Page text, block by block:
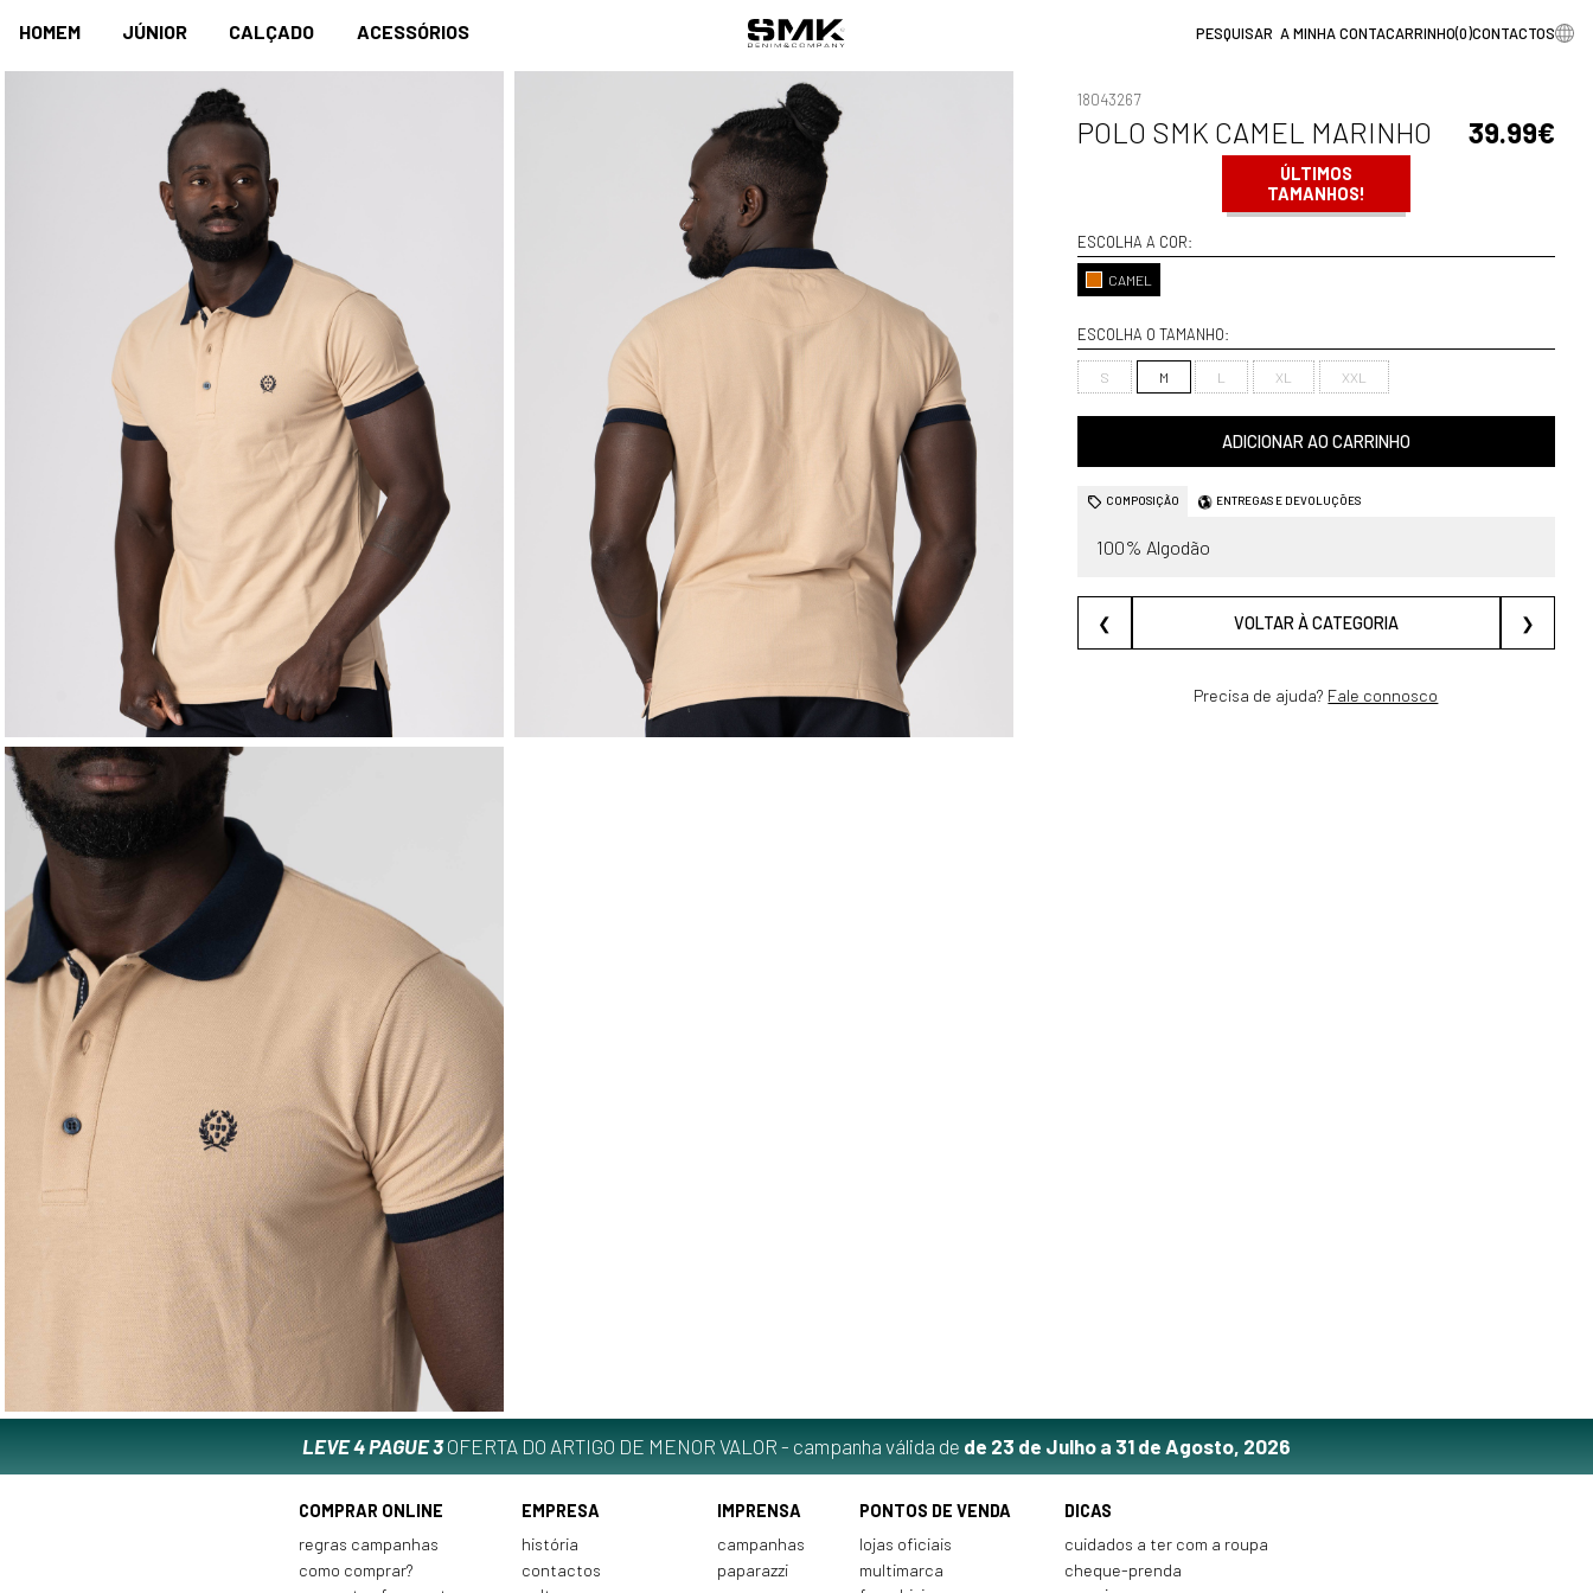
HOMEM JÚNIOR CALÇADO ACESSÓRIOS A MINHA CONTACARRINHO(0)CONTACTOS
18043267
POLO SMK CAMEL MARINHO 39.99€
ÚLTIMOS
TAMANHOS!
ESCOLHA A COR:
CAMEL
ESCOLHA O TAMANHO:
S M L XL XXL
ADICIONAR AO CARRINHO
COMPOSIÇÃO ENTREGAS E DEVOLUÇÕES
100% Algodão
❮ VOLTAR À CATEGORIA ❯
Precisa de ajuda? Fale connosco
LEVE 4 PAGUE 3OFERTA DO ARTIGO DE MENOR VALOR - campanha válida de de 23 de Julho a 31 de Agosto, 2026
COMPRAR ONLINE
regras campanhas
como comprar?
EMPRESA
história
contactos
IMPRENSA
campanhas
paparazzi
PONTOS DE VENDA
lojas oficiais
multimarca
DICAS
cuidados a ter com a roupa
cheque-prenda